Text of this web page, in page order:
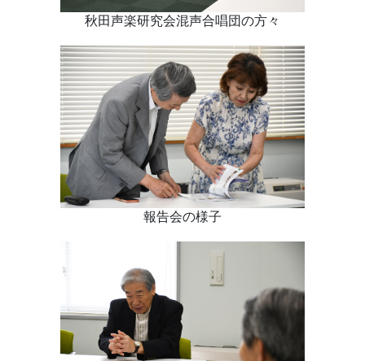
秋田声楽研究会混声合唱団の方々
報告会の様子